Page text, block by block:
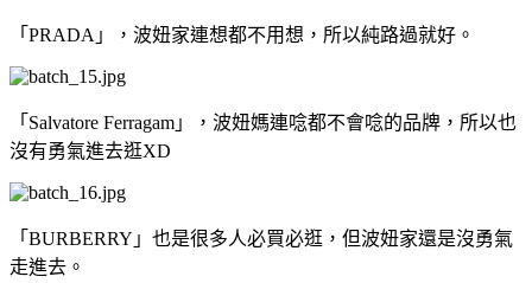
「PRADA」，波妞家連想都不用想，所以純路過就好。
「Salvatore Ferragam」，波妞媽連唸都不會唸的品牌，所以也
沒有勇氣進去逛XD
「BURBERRY」也是很多人必買必逛，但波妞家還是沒勇氣
走進去。